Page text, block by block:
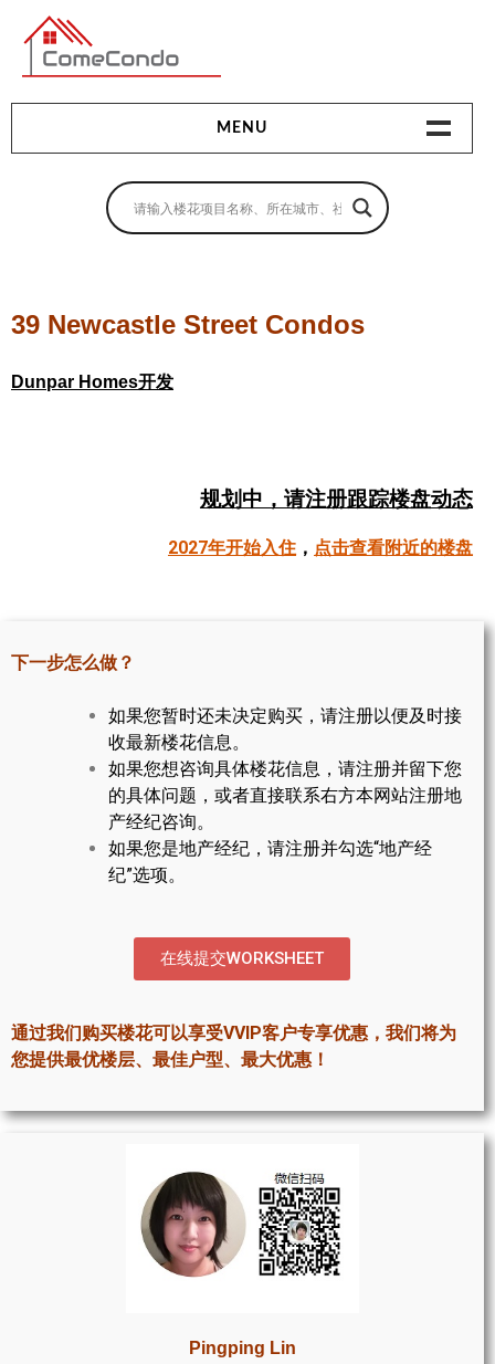
多伦多最新最全的楼花搜索引擎
MENU
地产相关
卖房指南
贷款指南
楼花地图
楼花转让专区
多伦多市中心楼花项目
怡陶碧谷社区介绍
密西沙加社区介绍
奥克维尔楼花项目
列治文山楼花项目
39 Newcastle Street Condos
Dunpar Homes开发
规划中，请注册跟踪楼盘动态
2027年开始入住 ， 点击查看附近的楼盘
下一步怎么做？
如果您暂时还未决定购买，请注册以便及时接
收最新楼花信息。
如果您想咨询具体楼花信息，请注册并留下您
的具体问题，或者直接联系右方本网站注册地
产经纪咨询。
如果您是地产经纪，请注册并勾选“地产经
纪”选项。
在线提交WORKSHEET
通过我们购买楼花可以享受VVIP客户专享优惠，我们将为
您提供最优楼层、最佳户型、最大优惠！
Pingping Lin